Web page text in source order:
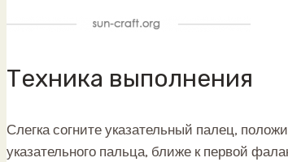
Техника выполнения
Слегка согните указательный палец,
указательного пальца, ближе к первой